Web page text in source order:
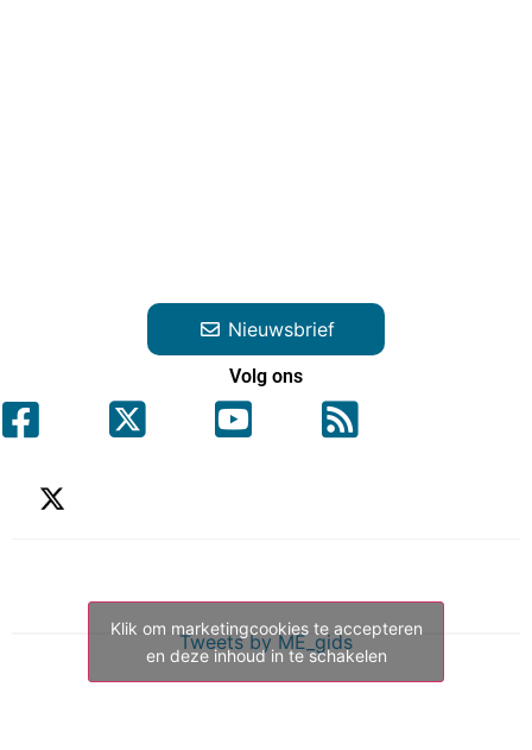
Nieuwsbrief
Volg ons
Tweets by ME_gids
Klik om marketingcookies te accepteren
en deze inhoud in te schakelen